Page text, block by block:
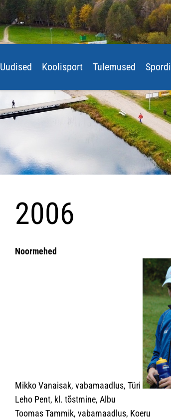
Uudised Koolisport Tulemused
2006
Noormehed
Mikko Vanaisak, vabamaadlus, Türi
Leho Pent, kl. tõstmine, Albu
Toomas Tammik, vabamaadlus, Koeru